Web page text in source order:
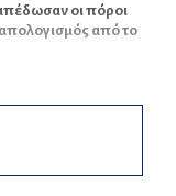
οι πόροι
από το